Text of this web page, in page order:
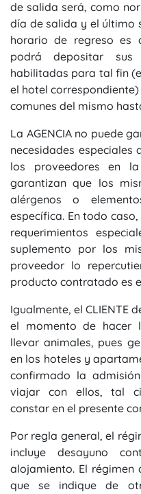
de salida será, como
día de salida y el último
horario de regreso es
podrá depositar sus
habilitadas para tal fin
el hotel
comunes del mismo
La AGENCIA no puede
necesidades
los proveedores en
garantizan que los
alérgenos o
específica. En todo
requerimientos
suplemento por los
proveedor lo
producto contratado es
Igualmente, el CLIENTE
el momento de hacer
llevar animales, pues
en los hoteles y
confirmado la
viajar con ellos, tal
constar en el presente
Por regla general, el
incluye desayuno
alojamiento. El régimen
que se indique de